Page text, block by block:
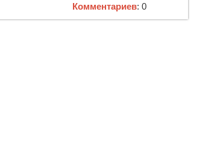
Комментариев: 0